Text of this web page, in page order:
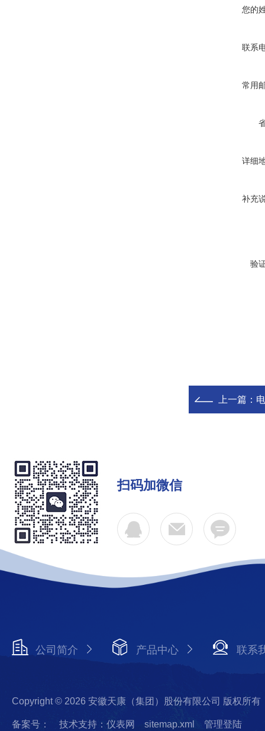
您的
联系
常用
详细
补充
验
上一篇：
扫码加微信
公司简介 产品中心 联系
Copyright © 2026 安徽天康（集团）股份有限公司 版权所有
备案号： 技术支持：仪表网 sitemap.xml 管理登陆